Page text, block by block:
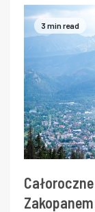
3 min read